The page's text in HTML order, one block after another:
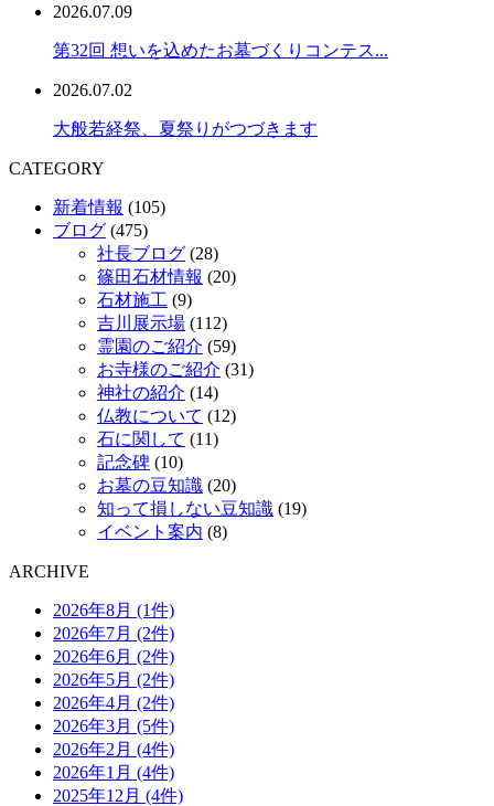
2026.07.09
第32回 想いを込めたお墓づくりコンテス...
2026.07.02
大般若経祭、夏祭りがつづきます
CATEGORY
新着情報 (105)
ブログ (475)
社長ブログ (28)
篠田石材情報 (20)
石材施工 (9)
吉川展示場 (112)
霊園のご紹介 (59)
お寺様のご紹介 (31)
神社の紹介 (14)
仏教について (12)
石に関して (11)
記念碑 (10)
お墓の豆知識 (20)
知って損しない豆知識 (19)
イベント案内 (8)
ARCHIVE
2026年8月 (1件)
2026年7月 (2件)
2026年6月 (2件)
2026年5月 (2件)
2026年4月 (2件)
2026年3月 (5件)
2026年2月 (4件)
2026年1月 (4件)
2025年12月 (4件)